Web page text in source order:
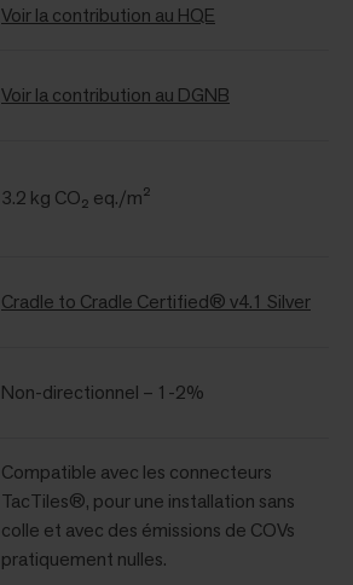
Voir la contribution au HQE
Voir la contribution au DGNB
3.2 kg CO₂ eq./m²
Cradle to Cradle Certified® v4.1 Silver
Non-directionnel – 1-2%
Compatible avec les connecteurs
TacTiles®, pour une installation sans
colle et avec des émissions de COVs
pratiquement nulles.